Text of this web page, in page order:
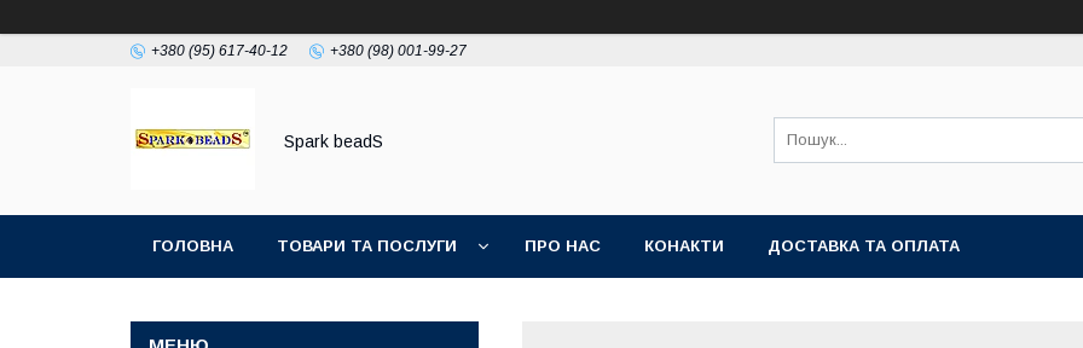
+380 (95) 617-40-12 +380 (98) 001-99-27
Spark beadS
ГОЛОВНА ТОВАРИ ТА ПОСЛУГИ ПРО НАС КОНАКТИ ДОСТАВКА ТА ОПЛАТА